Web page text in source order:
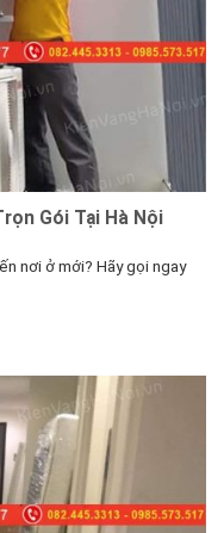
Gói Tại Hà Nội
nơi ở mới? Hãy gọi ngay